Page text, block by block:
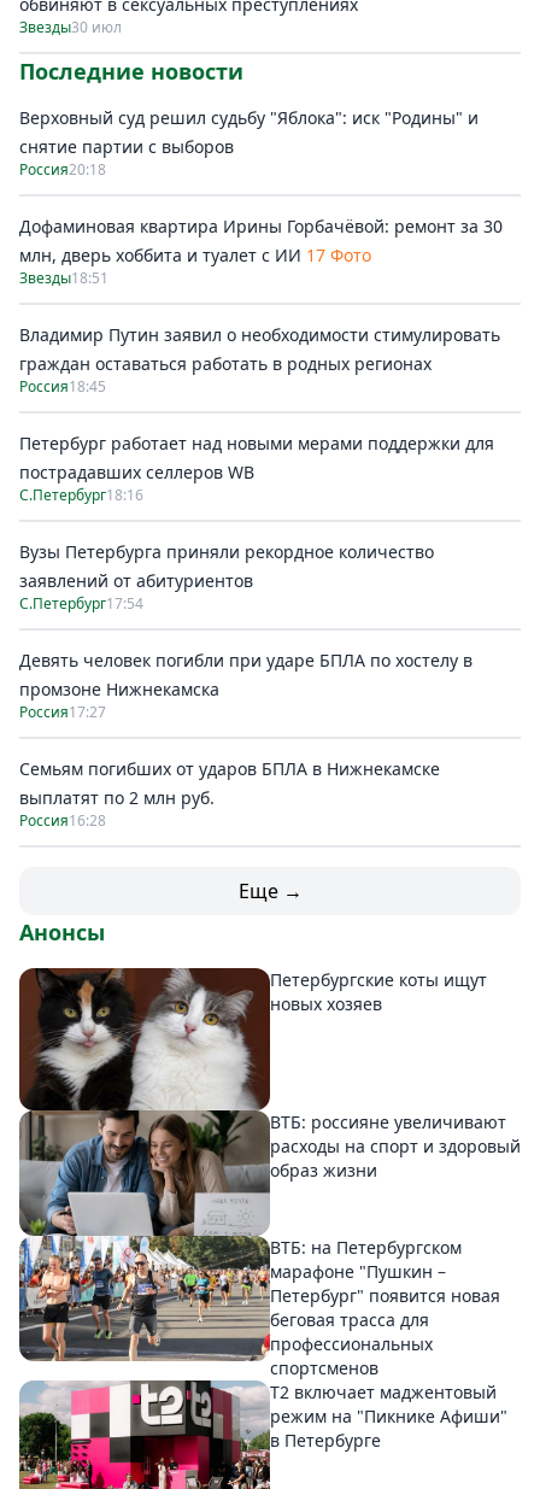
обвиняют в сексуальных преступлениях
Звезды30 июл
Последние новости
Верховный суд решил судьбу "Яблока": иск "Родины" и
снятие партии с выборов
Россия20:18
Дофаминовая квартира Ирины Горбачёвой: ремонт за 30
млн, дверь хоббита и туалет с ИИ 17 Фото
Звезды18:51
Владимир Путин заявил о необходимости стимулировать
граждан оставаться работать в родных регионах
Россия18:45
Петербург работает над новыми мерами поддержки для
пострадавших селлеров WB
С.Петербург18:16
Вузы Петербурга приняли рекордное количество
заявлений от абитуриентов
С.Петербург17:54
Девять человек погибли при ударе БПЛА по хостелу в
промзоне Нижнекамска
Россия17:27
Семьям погибших от ударов БПЛА в Нижнекамске
выплатят по 2 млн руб.
Россия16:28
Еще →
Анонсы
Петербургские коты ищут
новых хозяев
ВТБ: россияне увеличивают
расходы на спорт и здоровый
образ жизни
ВТБ: на Петербургском
марафоне "Пушкин –
Петербург" появится новая
беговая трасса для
профессиональных
спортсменов
Т2 включает маджентовый
режим на "Пикнике Афиши"
в Петербурге